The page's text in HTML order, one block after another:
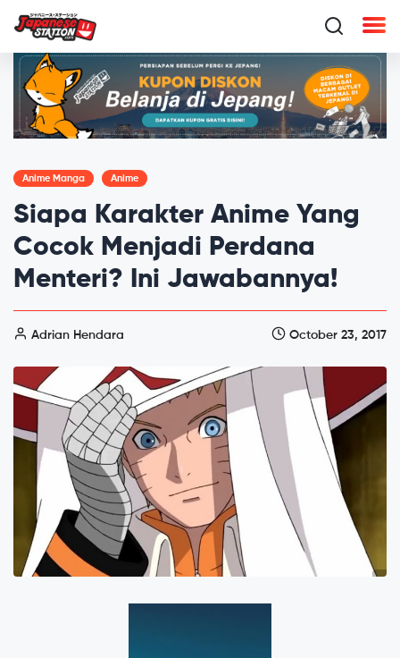
Anime Manga Anime
Siapa Karakter Anime Yang
Cocok Menjadi Perdana
Menteri? Ini Jawabannya!
Adrian Hendara October 23, 2017